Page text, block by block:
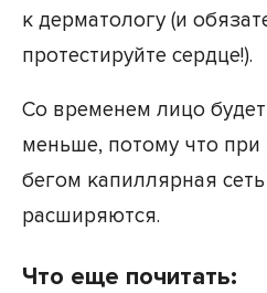
к дерматологу (и
протестируйте сердце!).
Со временем лицо будет
меньше, потому что
бегом капиллярная
расширяются.
Что еще почитать: